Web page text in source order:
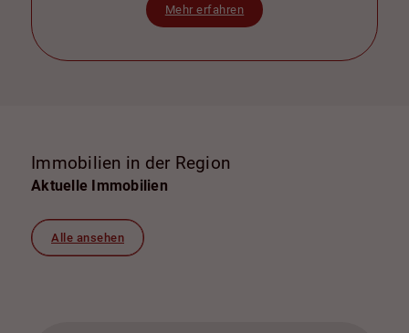
Sie Käufer deutschlandweit.
Mehr erfahren
Immobilien in der Region
Aktuelle Immobilien
Alle ansehen